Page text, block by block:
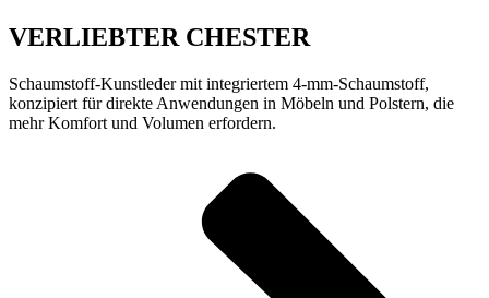
VERLIEBTER CHESTER
Schaumstoff-Kunstleder mit integriertem 4-mm-Schaumstoff,
konzipiert für direkte Anwendungen in Möbeln und Polstern, die
mehr Komfort und Volumen erfordern.